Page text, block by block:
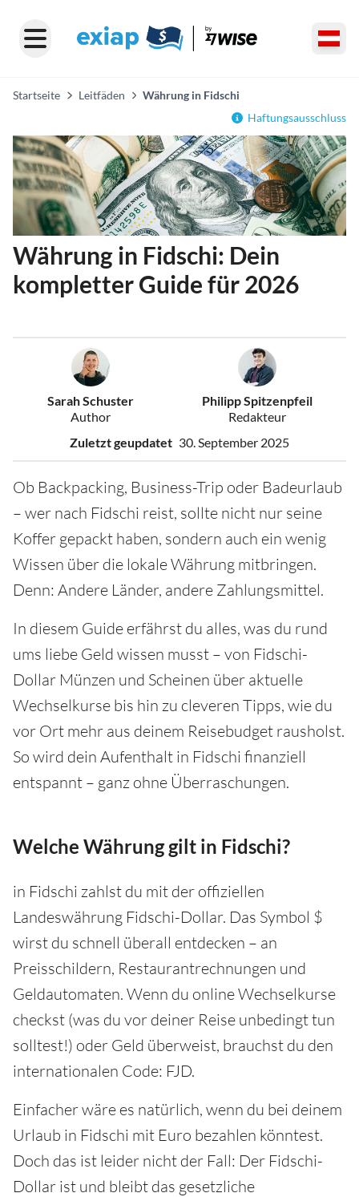
Startseite Leitfäden
Währung in Fidschi
Haftungsausschluss
Währung in Fidschi: Dein
kompletter Guide für 2026
Sarah Schuster
Author
Philipp Spitzenpfeil
Redakteur
Zuletzt geupdatet 30. September 2025
Ob Backpacking, Business-Trip oder Badeurlaub
– wer nach Fidschi reist, sollte nicht nur seine
Koffer gepackt haben, sondern auch ein wenig
Wissen über die lokale Währung mitbringen.
Denn: Andere Länder, andere Zahlungsmittel.
In diesem Guide erfährst du alles, was du rund
ums liebe Geld wissen musst – von Fidschi-
Dollar Münzen und Scheinen über aktuelle
Wechselkurse bis hin zu cleveren Tipps, wie du
vor Ort mehr aus deinem Reisebudget rausholst.
So wird dein Aufenthalt in Fidschi finanziell
entspannt – ganz ohne Überraschungen.
Welche Währung gilt in Fidschi?
in Fidschi zahlst du mit der offiziellen
Landeswährung Fidschi-Dollar. Das Symbol $
wirst du schnell überall entdecken – an
Preisschildern, Restaurantrechnungen und
Geldautomaten. Wenn du online Wechselkurse
checkst (was du vor deiner Reise unbedingt tun
solltest!) oder Geld überweist, brauchst du den
internationalen Code: FJD.
Einfacher wäre es natürlich, wenn du bei deinem
Urlaub in Fidschi mit Euro bezahlen könntest.
Doch das ist leider nicht der Fall: Der Fidschi-
Dollar ist und bleibt das gesetzliche